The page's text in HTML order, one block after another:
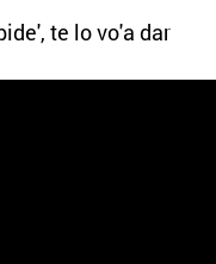
te lo vo'a dar